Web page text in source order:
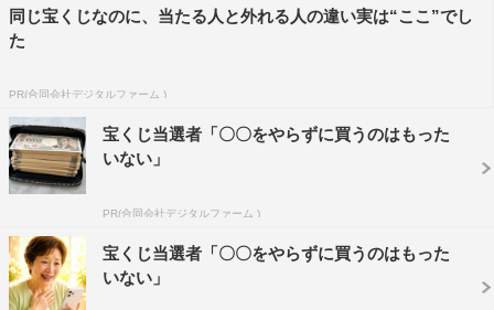
同じ宝くじなのに、当たる人と外れる人の違い実は“ここ”でし
た
PR(合同会社デジタルファーム )
宝くじ当選者「〇〇をやらずに買うのはもった
いない」
PR(合同会社デジタルファーム )
宝くじ当選者「〇〇をやらずに買うのはもった
いない」